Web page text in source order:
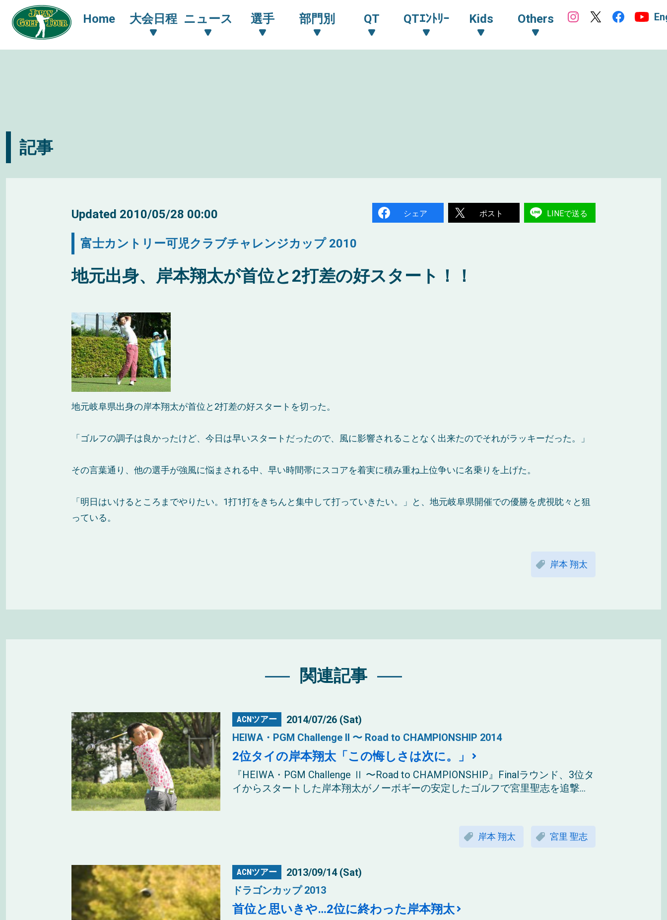
Home 大会日程 ニュース 選手 部門別 QT QTｴﾝﾄﾘｰ Kids Others
記事
Updated 2010/05/28 00:00 シェア ポスト LINEで送る
富士カントリー可児クラブチャレンジカップ 2010
地元出身、岸本翔太が首位と2打差の好スタート！！
地元岐阜県出身の岸本翔太が首位と2打差の好スタートを切った。
「ゴルフの調子は良かったけど、今日は早いスタートだったので、風に影響されることなく出来たのでそれがラッキーだった。」
その言葉通り、他の選手が強風に悩まされる中、早い時間帯にスコアを着実に積み重ね上位争いに名乗りを上げた。
「明日はいけるところまでやりたい。1打1打をきちんと集中して打っていきたい。」と、地元岐阜県開催での優勝を虎視眈々と狙
っている。
岸本 翔太
関連記事
ACNツアー
2014/07/26 (Sat)
HEIWA・PGM Challenge II 〜 Road to CHAMPIONSHIP 2014
2位タイの岸本翔太「この悔しさは次に。」
『HEIWA・PGM Challenge Ⅱ 〜Road to CHAMPIONSHIP』Finalラウンド、3位タ
イからスタートした岸本翔太がノーボギーの安定したゴルフで宮里聖志を追撃...
岸本 翔太 宮里 聖志
ACNツアー
2013/09/14 (Sat)
ドラゴンカップ 2013
首位と思いきや…2位に終わった岸本翔太